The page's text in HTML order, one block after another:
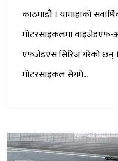
काठमाडौं । यामाहाको
मोटरसाइकलमा
एफजेडएस सिरिज गरेको छन् ।
मोटरसाइकल सेगमे...